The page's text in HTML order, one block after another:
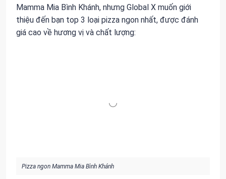
Mamma Mia Bình Khánh, nhưng Global X muốn giới
thiệu đến bạn top 3 loại pizza ngon nhất, được đánh
giá cao về hương vị và chất lượng:
Pizza ngon Mamma Mia Bình Khánh